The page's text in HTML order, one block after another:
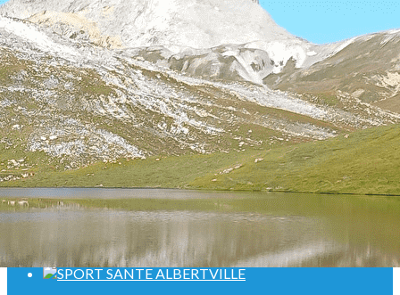
Menu
<
>
Randonnées
Marche Nordique
Raquettes
Croisière sur le Rhin
Activités en salle
Assemblées générales
Ajoutez un logo, un bouton, des réseaux sociaux
Cliquez pour éditer